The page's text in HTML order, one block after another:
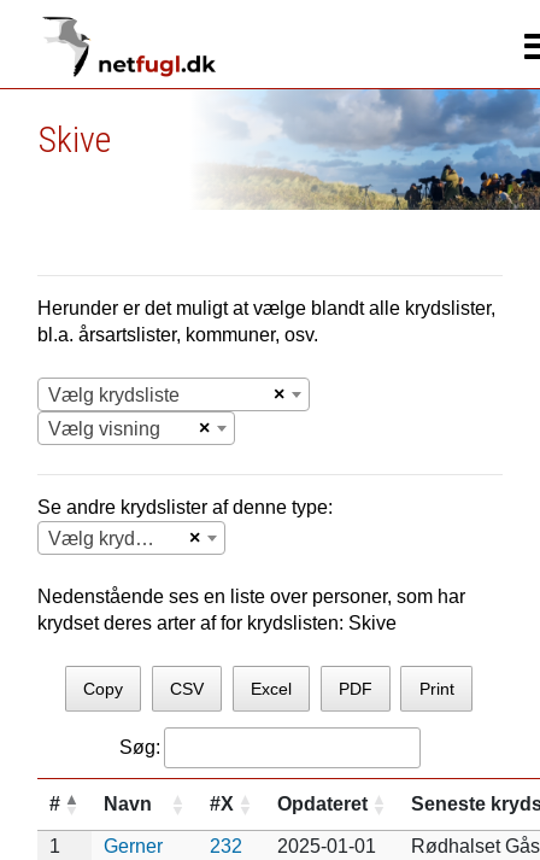
Skive
Herunder er det muligt at vælge blandt alle krydslister,
bl.a. årsartslister, kommuner, osv.
×
Vælg krydsliste
×
Vælg visning
Se andre krydslister af denne type:
×
Vælg krydsliste
Nedenstående ses en liste over personer, som har
krydset deres arter af for krydslisten: Skive
Copy CSV Excel PDF Print
Søg:
# Navn #X Opdateret Seneste
1
Gerner
232 2025-01-01
Rødhalset